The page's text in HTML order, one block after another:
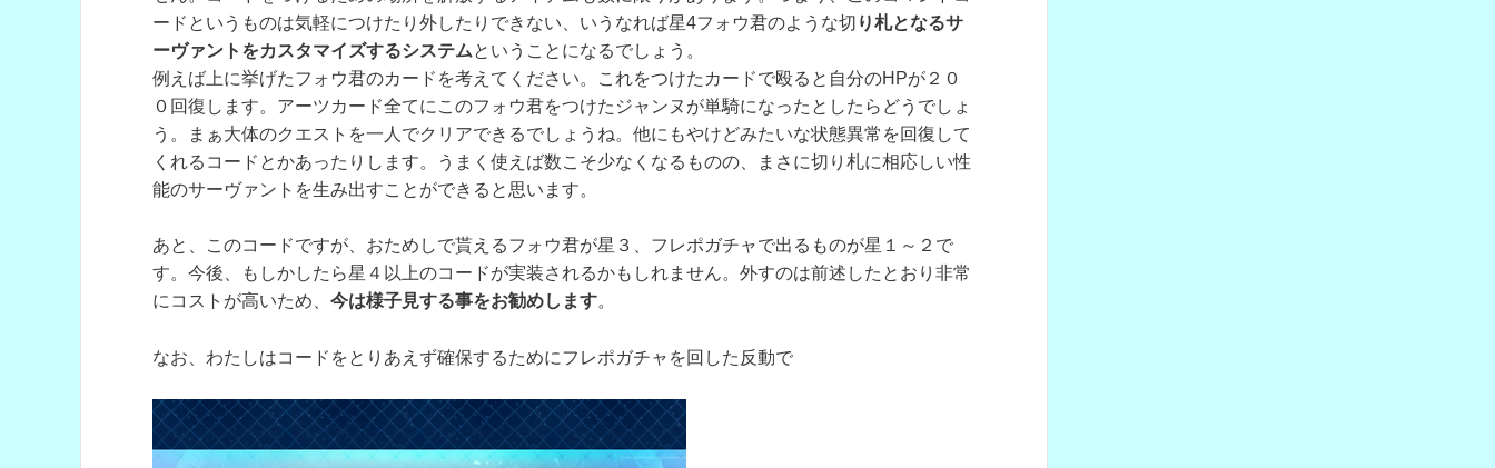
ードというものは気軽につけたり外したりできない、いうなれば星4フォウ君のような切 り札となるサ
ーヴァントをカスタマイズするシステムということになるでしょう。
例えば上に挙げたフォウ君のカードを考えてください。これをつけたカードで殴ると自分のHPが２０
０回復します。アーツカード全てにこのフォウ君をつけたジャンヌが単騎になったとしたらどうでしょ
う。まぁ大体のクエストを一人でクリアできるでしょうね。他にもやけどみたいな状態異常を回復して
くれるコードとかあったりします。うまく使えば数こそ少なくなるものの、まさに切り札に相応しい性
能のサーヴァントを生み出すことができると思います。
あと、このコードですが、おためしで貰えるフォウ君が星３、フレポガチャで出るものが星１～２で
す。今後、もしかしたら星４以上のコードが実装されるかもしれません。外すのは前述したとおり非常
にコストが高いため、 今は様子見する事をお勧めします。
なお、わたしはコードをとりあえず確保するためにフレポガチャを回した反動で